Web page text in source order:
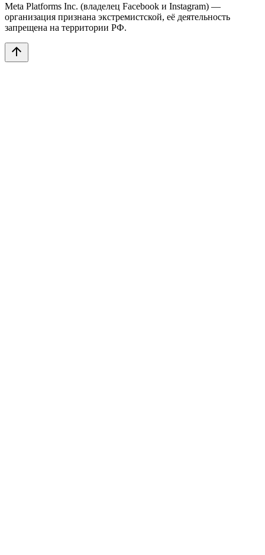
Meta Platforms Inc. (владелец Facebook и Instagram) —
организация признана экстремистской, её деятельность
запрещена на территории РФ.
arrow_upward